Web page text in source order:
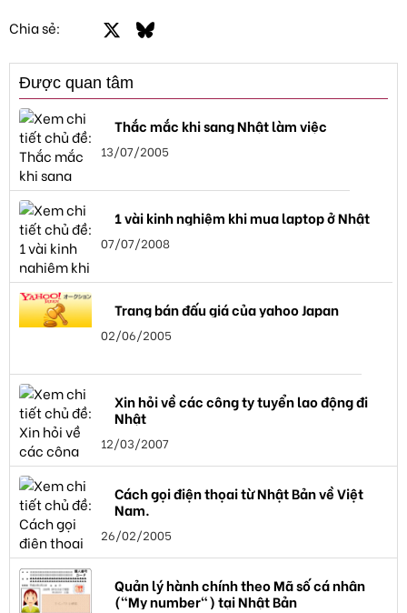
Chia sẻ: FacebookBluesky
Được quan tâm
Thắc mắc khi sang Nhật làm việc
13/07/2005
1 vài kinh nghiệm khi mua laptop ở Nhật
07/07/2008
Trang bán đấu giá của yahoo Japan
02/06/2005
Xin hỏi về các công ty tuyển lao động đi
Nhật
12/03/2007
Cách gọi điện thọai từ Nhật Bản về Việt
Nam.
26/02/2005
Quản lý hành chính theo Mã số cá nhân
("My number") tại Nhật Bản